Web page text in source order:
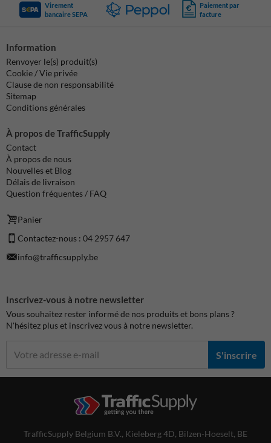
Virement
bancaire SEPA
Paiement par
facture
Information
Renvoyer le(s) produit(s)
Cookie / Vie privée
Clause de non responsabilité
Sitemap
Conditions générales
À propos de TrafficSupply
Contact
À propos de nous
Nouvelles et Blog
Délais de livraison
Question fréquentes / FAQ
Panier
Contactez-nous : 04 2957 647
info@trafficsupply.be
Inscrivez-vous à notre newsletter
Vous souhaitez rester informé de nos produits et bons plans ?
N'hésitez plus et inscrivez vous à notre newsletter.
S'inscrire
TrafficSupply Belgium B.V., Kieleberg 4D, Bilzen-Hoeselt, BE